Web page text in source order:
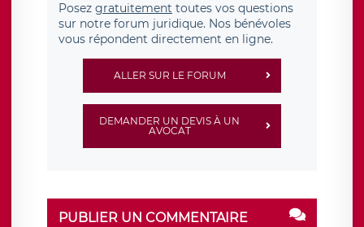
Posez gratuitement toutes vos questions
sur notre forum juridique. Nos bénévoles
vous répondent directement en ligne.
ALLER SUR LE FORUM
DEMANDER UN DEVIS À UN
AVOCAT
PUBLIER UN COMMENTAIRE